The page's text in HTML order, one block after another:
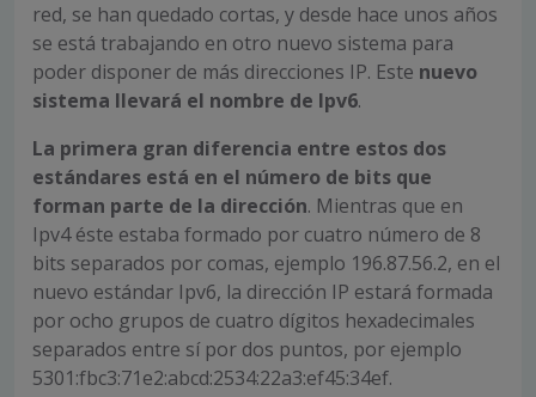
red, se han quedado cortas, y desde hace unos años
se está trabajando en otro nuevo sistema para
poder disponer de más direcciones IP. Este nuevo
sistema llevará el nombre de Ipv6.
La primera gran diferencia entre estos dos
estándares está en el número de bits que
forman parte de la dirección. Mientras que en
Ipv4 éste estaba formado por cuatro número de 8
bits separados por comas, ejemplo 196.87.56.2, en el
nuevo estándar Ipv6, la dirección IP estará formada
por ocho grupos de cuatro dígitos hexadecimales
separados entre sí por dos puntos, por ejemplo
5301:fbc3:71e2:abcd:2534:22a3:ef45:34ef.